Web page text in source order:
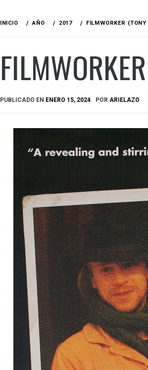
INICIO AÑO 2017 FILMWORKER
PUBLICADO EN ENERO 15, 2024 POR ARIELAZO